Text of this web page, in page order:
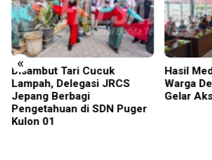
«
Hasil Mediasi Dinilai “Nol”,
Warga Desa Kurup Siap
Gelar Aksi ke PT KIT
ke-702
Bupati